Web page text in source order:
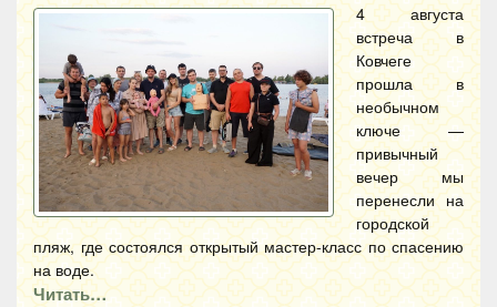
4 августа
встреча в
Ковчеге
прошла в
необычном
ключе —
привычный
вечер мы
перенесли на
городской
пляж, где состоялся открытый мастер-класс по спасению
на воде.
Читать…